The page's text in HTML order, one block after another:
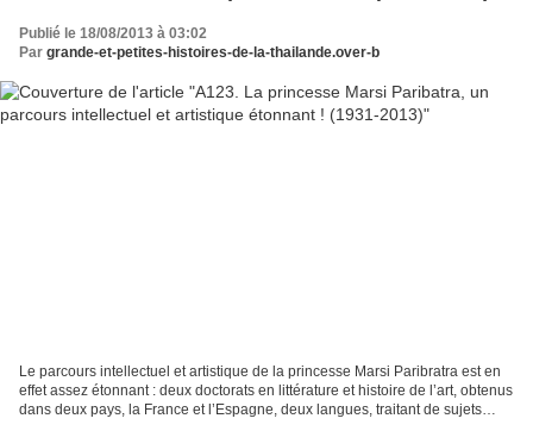
Publié le 18/08/2013 à 03:02
Par grande-et-petites-histoires-de-la-thailande.over-b
Le parcours intellectuel et artistique de la princesse Marsi Paribratra est en
effet assez étonnant : deux doctorats en littérature et histoire de l’art, obtenus
dans deux pays, la France et l’Espagne, deux langues, traitant de sujets